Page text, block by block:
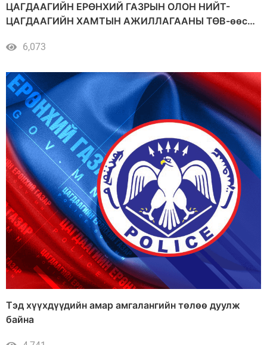
ЦАГДААГИЙН ЕРӨНХИЙ ГАЗРЫН ОЛОН НИЙТ-
ЦАГДААГИЙН ХАМТЫН АЖИЛЛАГААНЫ ТӨВ-өөс
6,073
Тэд хүүхдүүдийн амар амгалангийн төлөө дуулж
байна